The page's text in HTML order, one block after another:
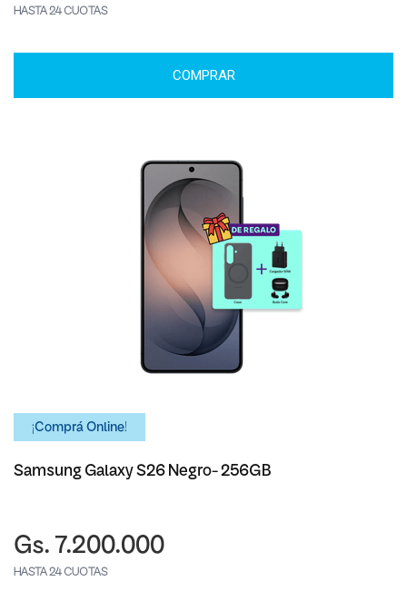
HASTA 24 CUOTAS
COMPRAR
¡Comprá Online!
Samsung Galaxy S26 Negro- 256GB
Gs. 7.200.000
HASTA 24 CUOTAS